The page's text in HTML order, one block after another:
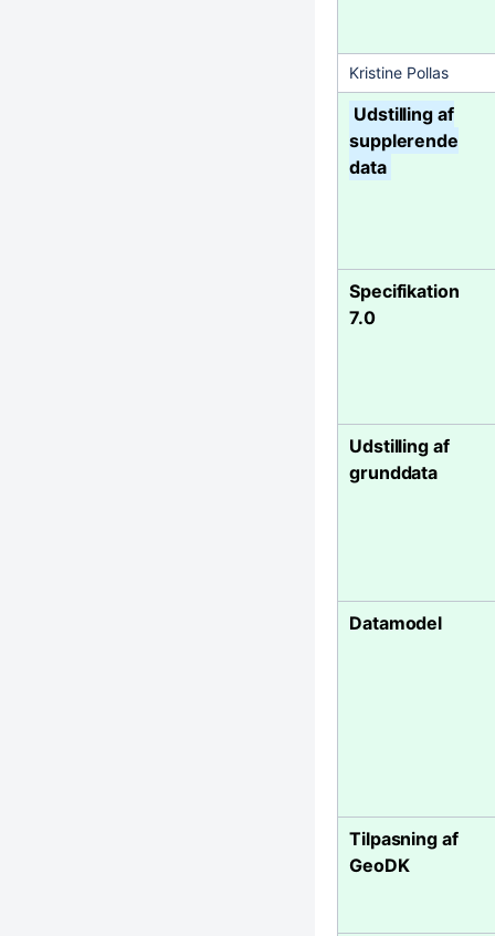
Kristine Pollas
Udstilling af
supplerende
data
Specifikation
7.0
Udstilling af
grunddata
Datamodel
Tilpasning af
GeoDK